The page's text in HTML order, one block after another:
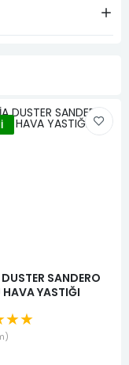
SANDERO
HAVA YASTIĞI